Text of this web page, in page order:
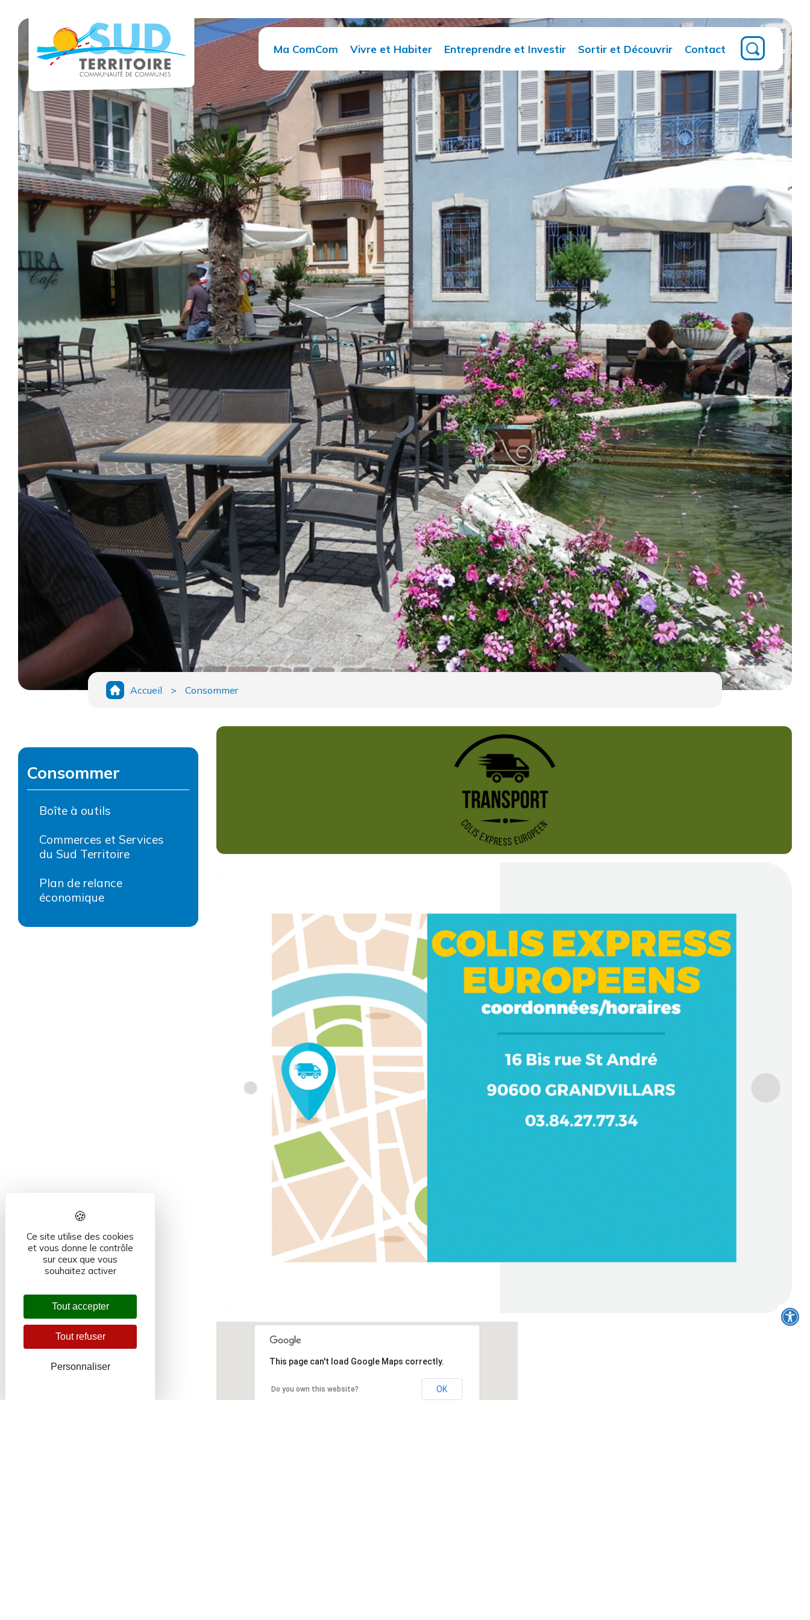
Ma ComCom
Compétences
Élus
Les horaires des
services
Organisation des
services
Délibérations et PV
Publications
officielles
Marchés publics
Vivre et Habiter
Actualités
Facturation
Commerces et
services de proximité
Gestion des déchets
Eau potable
Assainissement
collectif / SPANC
Urbanisme
Centre aquatique
intercommunal
Ecole de musique
Habitat
GEMAPI
Police Municipale
Intercommunale
Accueil des gens du
voyage
Santé
Mobilité
Plan climat
Entreprendre et Investir
Requalification des
espaces dégradés
Infrastructures
intercommunales
SEM Sud développement
Club des chefs
d'entreprises
Sortir et Découvrir
Territoire
Tourisme
Magazine
intercommunal
Multimédia
Contact
Accueil > Consommer
Consommer
Boîte à outils
Commerces et Services
du Sud Territoire
Plan de relance
économique
This page can't load Google Maps correctly.
Do you own this website? OK
Ce site utilise des cookies
et vous donne le contrôle
sur ceux que vous
souhaitez activer
Tout accepter
Tout refuser
Personnaliser